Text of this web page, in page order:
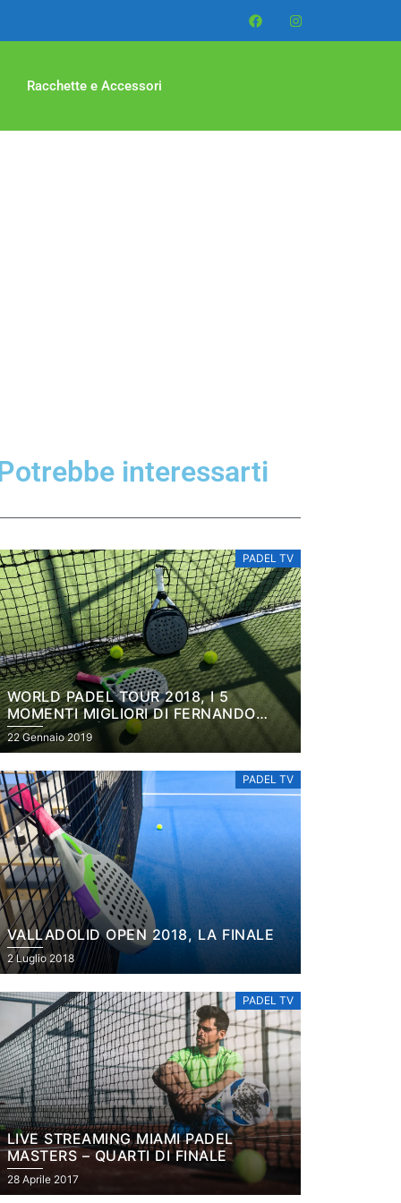
Racchette e Accessori
interessarti
PADEL TV
WORLD PADEL TOUR 2018, I 5
MOMENTI MIGLIORI DI FERNANDO
BELASTEGUÍN
22 Gennaio 2019
PADEL TV
VALLADOLID OPEN 2018, LA FINALE
2 Luglio 2018
PADEL TV
LIVE STREAMING MIAMI PADEL
MASTERS – QUARTI DI FINALE
28 Aprile 2017